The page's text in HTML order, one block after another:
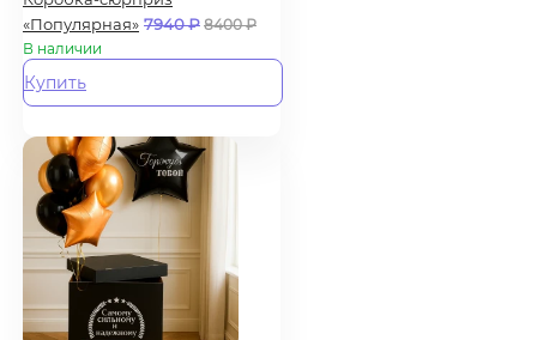
«Популярная» 7940₽ 8400₽
В наличии
Купить